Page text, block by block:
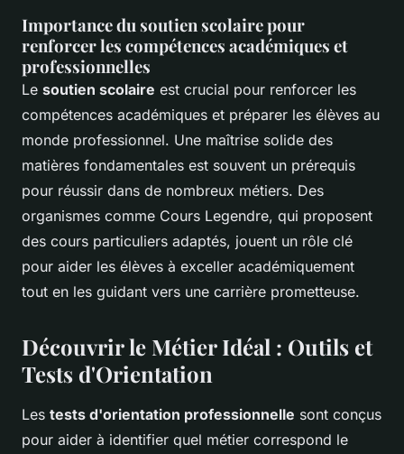
Importance du soutien scolaire pour
renforcer les compétences académiques et
professionnelles
Le soutien scolaire est crucial pour renforcer les
compétences académiques et préparer les élèves au
monde professionnel. Une maîtrise solide des
matières fondamentales est souvent un prérequis
pour réussir dans de nombreux métiers. Des
organismes comme Cours Legendre, qui proposent
des cours particuliers adaptés, jouent un rôle clé
pour aider les élèves à exceller académiquement
tout en les guidant vers une carrière prometteuse.
Découvrir le Métier Idéal : Outils et
Tests d'Orientation
Les tests d'orientation professionnelle sont conçus
pour aider à identifier quel métier correspond le